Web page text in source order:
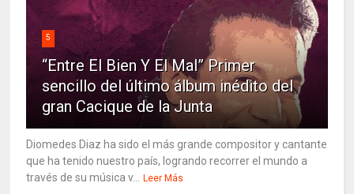
5
“Entre El Bien Y El Mal” Primer
sencillo del último álbum inédito del
gran Cacique de la Junta
Diomedes Diaz ha sido el más grande compositor y cantante
que ha tenido nuestro país, logrando recorrer el mundo a
través de su música v... Leer Más